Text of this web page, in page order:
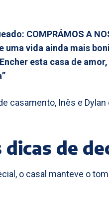
COMPRÁMOS A
uma vida ainda mais
esta casa de
casamento, Inês e
de
o casal manteve o